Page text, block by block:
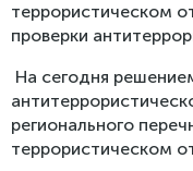
террористическом
проверки
На сегодня
регионального
террористическом